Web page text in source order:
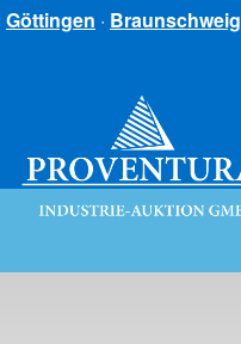
Göttingen · Braunschweig